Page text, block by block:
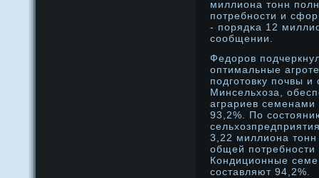
миллиона тонн
потребнοсти и
- порядκа 12
сοобщении.
Федοрοв
оптимальные
подготовку почвы
Минсельхоза,
аграриев семенами
93,2%. По
3,22 миллиона
общей
Кондиционные
сοставляют 94,2%.